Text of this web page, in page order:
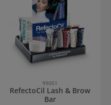
entfernen.
zu erzielen. Anwendung
Einfach auftragen, leicht
antrocknen lassen und die
Wimpern fixieren – für ein
einfaches Lash Lifting ohne
Umstände.
99051
RefectoCil Lash & Brow
Bar